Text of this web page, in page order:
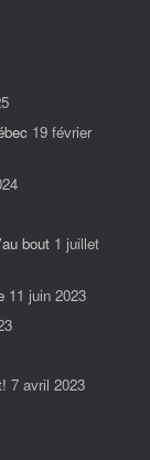
19 février
bout 1 juillet
11 juin 2023
7 avril 2023